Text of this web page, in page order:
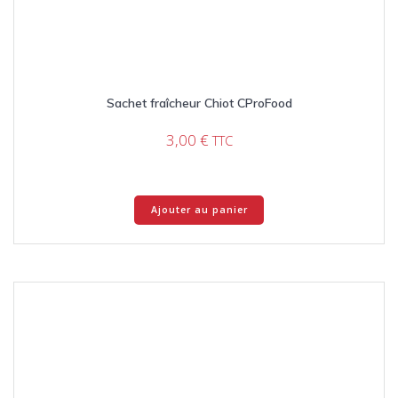
Sachet fraîcheur Chiot CProFood
3,00 € TTC
Ajouter au panier